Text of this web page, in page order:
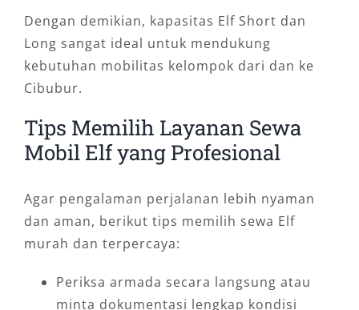
Dengan demikian, kapasitas Elf Short dan
Long sangat ideal untuk mendukung
kebutuhan mobilitas kelompok dari dan ke
Cibubur.
Tips Memilih Layanan Sewa
Mobil Elf yang Profesional
Agar pengalaman perjalanan lebih nyaman
dan aman, berikut tips memilih sewa Elf
murah dan terpercaya:
Periksa armada secara langsung atau
minta dokumentasi lengkap kondisi